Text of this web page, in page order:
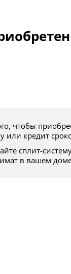
или кредит
в вашем